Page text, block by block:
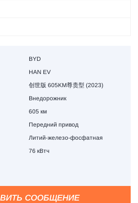
BYD
HAN EV
创世版 605KM尊贵型 (2023)
Внедорожник
605 км
Передний привод
Литий-железо-фосфатная
76 кВтч
СООБЩЕНИЕ